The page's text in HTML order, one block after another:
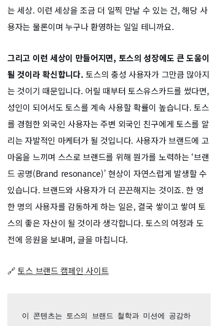
는 세상. 이런 세상을 조금 더 일찍 만날 수 있는 건, 해당 사
용자는 물론이며 누구나 환영하는 일일 테니까요.
그리고 이런 세상이 만들어지면, 토스의 성장에도 큰 도움이
될 것이라 확신합니다. 토스의 충성 사용자가 그만큼 많아지
는 것이기 때문입니다. 어릴 때부터 토스유스카드를 썼다면,
성인이 되어서도 토스를 계속 사용할 확률이 높습니다. 토스
를 경험한 외국인 사용자는 주변 외국인 친구에게 토스를 알
리는 자발적인 마케터가 될 것입니다. 사용자가 브랜드에 고
마움을 느끼며 스스로 브랜드를 위해 뭔가를 노력하는 ‘브랜
드 공명(Brand resonance)’ 현상이 자연스럽게 발생할 수
있습니다. 브랜드와 사용자가 더 끈끈해지는 것이죠. 한 명
한 명의 사용자를 감동하게 하는 일은, 결국 쌓이고 쌓여 토
스의 좋은 자산이 될 것이라 생각합니다. 토스의 여정과 도
전에 응원을 보내며, 글을 마칩니다.
🔗토스 브랜드 캠페인 사이트
이 콘텐츠는 토스의 브랜드 철학과 미션에 공감하